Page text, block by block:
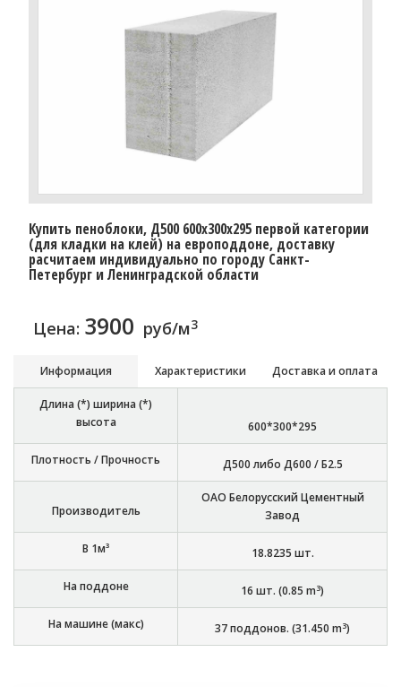
Купить пеноблоки, Д500 600x300x295 первой категории
(для кладки на клей) на европоддоне, доставку
расчитаем индивидуально по городу Санкт-
Петербург и Ленинградской области
Цена: 3900 руб/м3
Информация Характеристики Доставка и оплата
Длина (*) ширина (*)
высота
600*300*295
Плотность / Прочность Д500 либо Д600 / Б2.5
Производитель
ОАО Белорусский Цементный
Завод
В 1м³ 18.8235 шт.
На поддоне 16 шт. (0.85 m3)
На машине (макс) 37поддонов. (31.450 m3)